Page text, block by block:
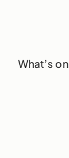
What’s on